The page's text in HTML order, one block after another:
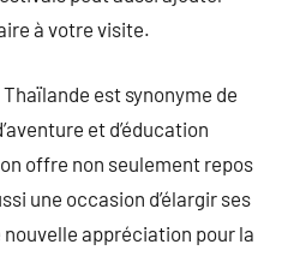
à votre visite.
est synonyme de
et d’éducation
offre non seulement repos
une occasion d’élargir ses
appréciation pour la